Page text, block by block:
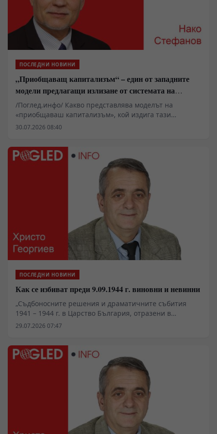
ПОСЛЕДНИ НОВИНИ
„Приобщаващ капитализъм“ – един от западните
модели предлагащи излизане от системата на
неолиберализма
/Поглед.инфо/ Какво представлява моделът на
«приобщаваш капитализъм», кой издига тази
платформа и защо го прави? Кратко сравнение с
30.07.2026 08:40
ПОСЛЕДНИ НОВИНИ
Как се избиват преди 9.09.1944 г. виновни и невинни
„Съдбоносните решения и драматичните събития
1941 – 1944 г. в Царство България, отразени в
документи“, второ допълнено издание, съставители
29.07.2026 07:47